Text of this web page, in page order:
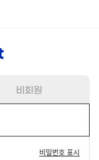
비회원
비밀번호 표시